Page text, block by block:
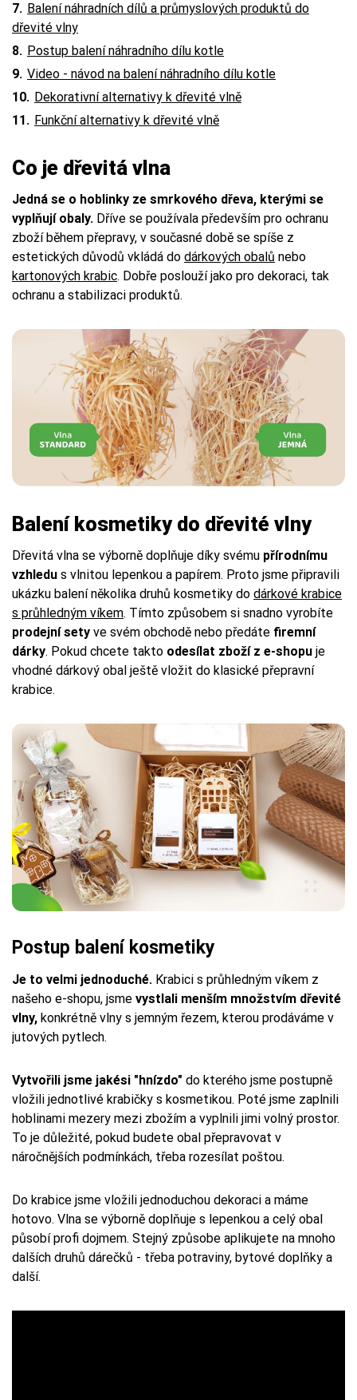
Balení náhradních dílů a průmyslových produktů do
dřevité vlny
Postup balení náhradního dílu kotle
Video - návod na balení náhradního dílu kotle
Dekorativní alternativy k dřevité vlně
Funkční alternativy k dřevité vlně
Co je dřevitá vlna
Jedná se o hoblinky ze smrkového dřeva, kterými se
vyplňují obaly. Dříve se používala především pro ochranu
zboží během přepravy, v současné době se spíše z
estetických důvodů vkládá do dárkových obalů nebo
kartonových krabic. Dobře poslouží jako pro dekoraci, tak
ochranu a stabilizaci produktů.
Balení kosmetiky do dřevité vlny
Dřevitá vlna se výborně doplňuje díky svému přírodnímu
vzhledu s vlnitou lepenkou a papírem. Proto jsme připravili
ukázku balení několika druhů kosmetiky do dárkové krabice
s průhledným víkem. Tímto způsobem si snadno vyrobíte
prodejní sety ve svém obchodě nebo předáte firemní
dárky. Pokud chcete takto odesílat zboží z e-shopu je
vhodné dárkový obal ještě vložit do klasické přepravní
krabice.
Postup balení kosmetiky
Je to velmi jednoduché. Krabici s průhledným víkem z
našeho e-shopu, jsme vystlali menším množstvím dřevité
vlny, konkrétně vlny s jemným řezem, kterou prodáváme v
jutových pytlech.
Vytvořili jsme jakési "hnízdo" do kterého jsme postupně
vložili jednotlivé krabičky s kosmetikou. Poté jsme zaplnili
hoblinami mezery mezi zbožím a vyplnili jimi volný prostor.
To je důležité, pokud budete obal přepravovat v
náročnějších podmínkách, třeba rozesílat poštou.
Do krabice jsme vložili jednoduchou dekoraci a máme
hotovo. Vlna se výborně doplňuje s lepenkou a celý obal
působí profi dojmem. Stejný způsobe aplikujete na mnoho
dalších druhů dárečků - třeba potraviny, bytové doplňky a
další.